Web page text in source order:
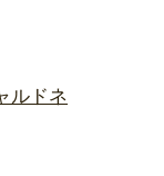
ルドネ